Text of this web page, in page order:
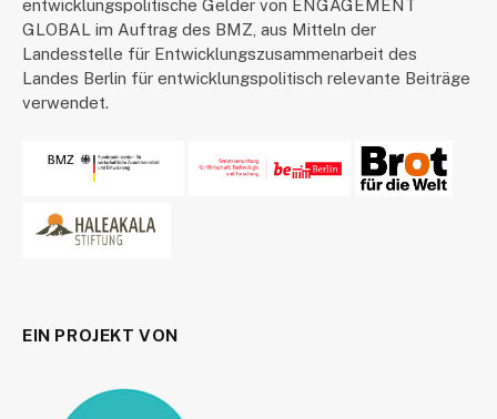
entwicklungspolitische Gelder von ENGAGEMENT
GLOBAL im Auftrag des BMZ, aus Mitteln der
Landesstelle für Entwicklungszusammenarbeit des
Landes Berlin für entwicklungspolitisch relevante Beiträge
verwendet.
EIN PROJEKT VON